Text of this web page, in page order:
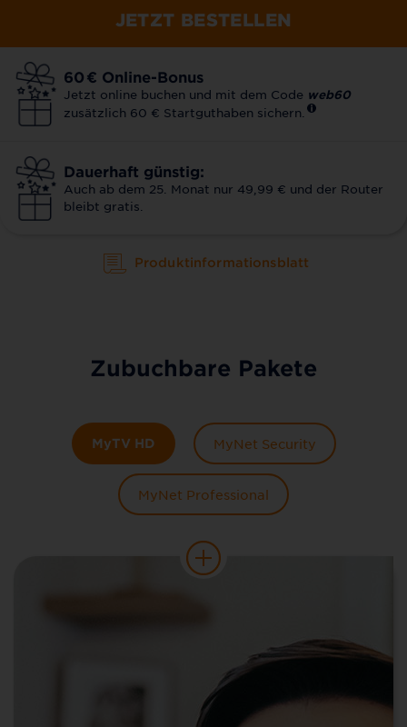
JETZT BESTELLEN
60 € Online-Bonus
Jetzt online buchen und mit dem Code web60
zusätzlich 60 € Startguthaben sichern.
Dauerhaft günstig:
Auch ab dem 25. Monat nur 49,99 € und der Router
bleibt gratis.
Produktinformationsblatt
Zubuchbare Pakete
MyTV HD MyNet Security
MyNet Professional